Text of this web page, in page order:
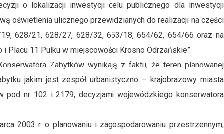
o lokalizacji inwestycji celu publicznego dla inwestycji
oświetlenia ulicznego przewidzianych do realizacji na części
628/21, 628/27, 628/32, 653/18, 654/62, 654/66 oraz na
Placu 11 Pułku w miejscowości Krosno Odrzańskie”.
Zabytków wynikają z faktu, że teren planowanej
jakim jest zespół urbanistyczno – krajobrazowy miasta
pod nr 102 i 2179, decyzjami wojewódzkiego konserwatora
2003 r. o planowaniu i zagospodarowaniu przestrzennym,